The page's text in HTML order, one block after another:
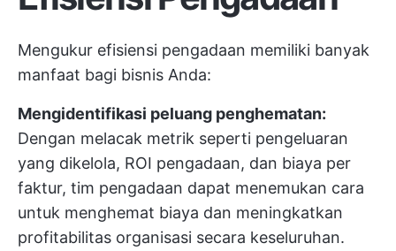
Mengukur efisiensi pengadaan memiliki banyak
manfaat bagi bisnis Anda:
Mengidentifikasi peluang penghematan:
Dengan melacak metrik seperti pengeluaran
yang dikelola, ROI pengadaan, dan biaya per
faktur, tim pengadaan dapat menemukan cara
untuk menghemat biaya dan meningkatkan
profitabilitas organisasi secara keseluruhan.